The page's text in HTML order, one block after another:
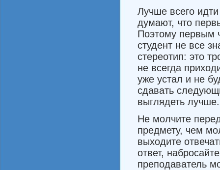
Лучше всего
думают, что
Поэтому первым
студент не все
стереотип: это
не всегда
уже устал и не
сда­вать
выглядеть лучше.
Не молчите
предмету, чем
выходите
ответ,
преподаватель